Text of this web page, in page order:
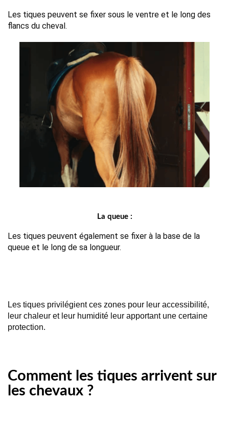
Les tiques peuvent se fixer sous le ventre et le long des
flancs du cheval.
La queue :
Les tiques peuvent également se fixer à la base de la
queue et le long de sa longueur.
Les tiques privilégient ces zones pour leur accessibilité,
leur chaleur et leur humidité leur apportant une certaine
protection.
Comment les tiques arrivent sur
les chevaux ?